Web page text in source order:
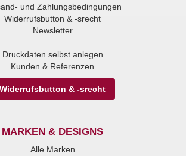
und Zahlungsbedingungen
Widerrufsbutton & -srecht
Newsletter
Druckdaten selbst anlegen
Kunden & Referenzen
Widerrufsbutton & -srecht
MARKEN & DESIGNS
Alle Marken